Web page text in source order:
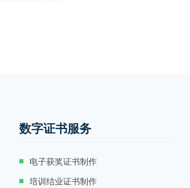
数字证书服务
电子获奖证书制作
培训结业证书制作